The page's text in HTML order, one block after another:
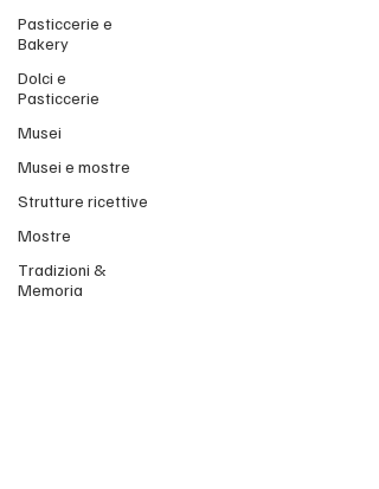
Pasticcerie e
Bakery
Dolci e
Pasticcerie
Musei
Musei e mostre
Strutture ricettive
Mostre
Tradizioni &
Memoria